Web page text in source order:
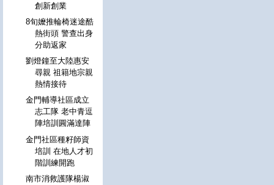
創新創業
8旬嬤推輪椅迷途酷
熱街頭 警查出身
分助返家
劉燈鐘至大陸惠安
尋親 祖籍地宗親
熱情接待
金門輔導社區成立
志工隊 老中青逗
陣培訓圓滿達陣
金門社區種籽師資
培訓 在地人才初
階訓練開跑
南市消救護隊楊淑